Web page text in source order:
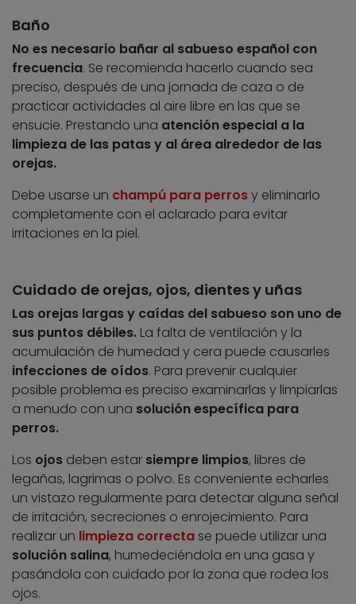
Baño
No es necesario bañar al sabueso español con
frecuencia. Se recomienda hacerlo cuando sea
preciso, después de una jornada de caza o de
practicar actividades al aire libre en las que se
ensucie. Prestando una atención especial a la
limpieza de las patas y al área alrededor de las
orejas.
Debe usarse un champú para perrosy eliminarlo
completamente con el aclarado para evitar
irritaciones en la piel.
Cuidado de orejas, ojos, dientes y uñas
Las orejas largas y caídas del sabueso son uno de
sus puntos débiles. La falta de ventilación y la
acumulación de humedad y cera puede causarles
infecciones de oídos. Para prevenir cualquier
posible problema es preciso examinarlas y limpiarlas
a menudo con una solución específica para
perros.
Los ojos deben estar siempre limpios, libres de
legañas, lagrimas o polvo. Es conveniente echarles
un vistazo regularmente para detectar alguna señal
de irritación, secreciones o enrojecimiento. Para
realizar un limpieza correcta se puede utilizar una
solución salina, humedeciéndola en una gasa y
pasándola con cuidado por la zona que rodea los
ojos.